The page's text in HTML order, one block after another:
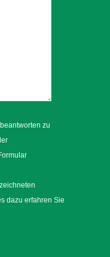
zu
dazu erfahren Sie